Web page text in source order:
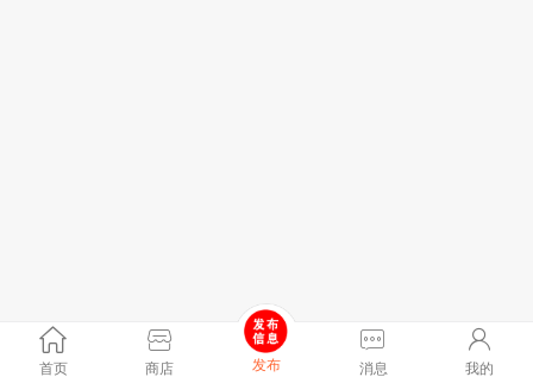
首页 商店 发布 消息 我的